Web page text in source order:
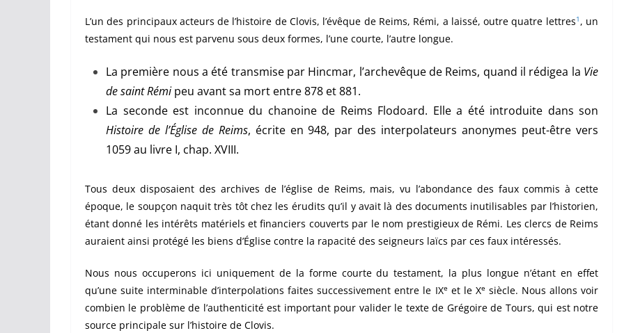
L’un des principaux acteurs de l’histoire de Clovis, l’évêque de Reims, Rémi, a laissé, outre quatre lettres1 , un
testament qui nous est parvenu sous deux formes, l’une courte, l’autre longue.
La première nous a été transmise par Hincmar, l’archevêque de Reims, quand il rédigea la Vie
de saint Rémipeu avant sa mort entre 878 et 881.
La seconde est inconnue du chanoine de Reims Flodoard. Elle a été introduite dans son
Histoire de l’Église de Reims, écrite en 948, par des interpolateurs anonymes peut-être vers
1059 au livre I, chap. XVIII.
Tous deux disposaient des archives de l’église de Reims, mais, vu l’abondance des faux commis à cette
époque, le soupçon naquit très tôt chez les érudits qu’il y avait là des documents inutilisables par l’historien,
étant donné les intérêts matériels et financiers couverts par le nom prestigieux de Rémi. Les clercs de Reims
auraient ainsi protégé les biens d’Église contre la rapacité des seigneurs laïcs par ces faux intéressés.
Nous nous occuperons ici uniquement de la forme courte du testament, la plus longue n’étant en effet
qu’une suite interminable d’interpolations faites successivement entre le IXe et le Xe siècle. Nous allons voir
combien le problème de l’authenticité est important pour valider le texte de Grégoire de Tours, qui est notre
source principale sur l’histoire de Clovis.